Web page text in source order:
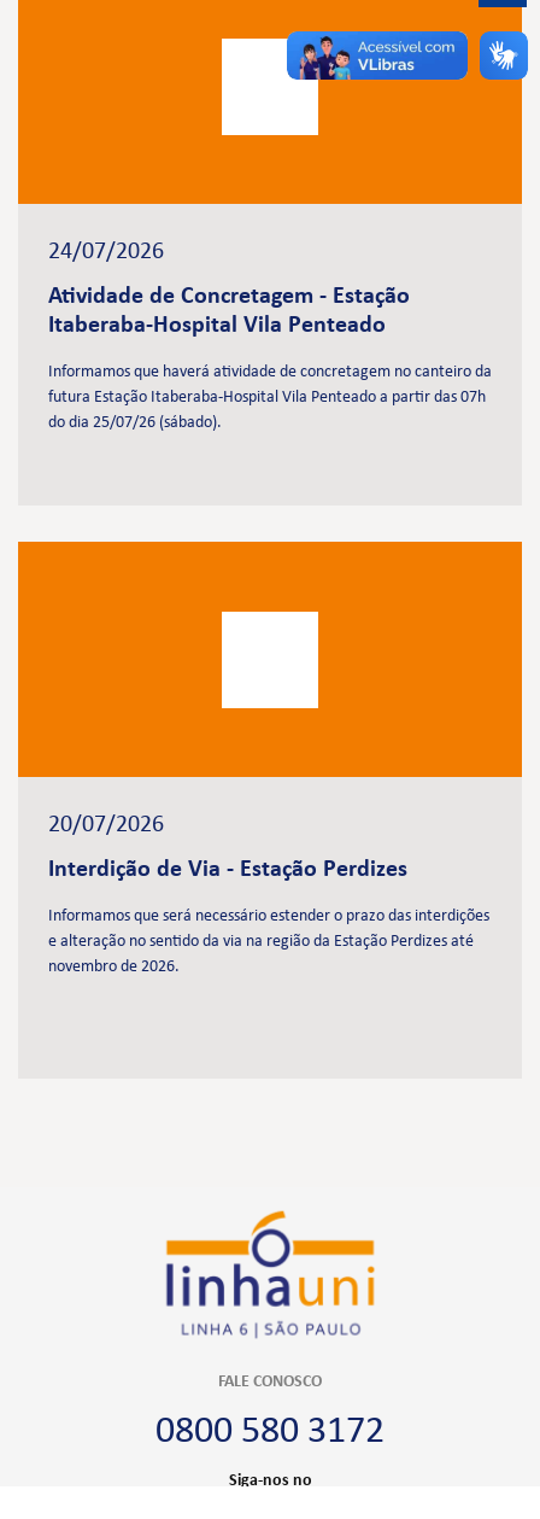
24/07/2026
Atividade de Concretagem - Estação
Itaberaba-Hospital Vila Penteado
Informamos que haverá atividade de concretagem no canteiro da
futura Estação Itaberaba-Hospital Vila Penteado a partir das 07h
do dia 25/07/26 (sábado).
20/07/2026
Interdição de Via - Estação Perdizes
Informamos que será necessário estender o prazo das interdições
e alteração no sentido da via na região da Estação Perdizes até
novembro de 2026.
FALE CONOSCO
0800 580 3172
Siga-nos no